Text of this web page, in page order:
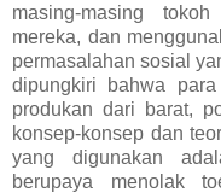
masing-masing
mereka, dan
permasalahan sosial
dipungkiri bahwa
produkan dari barat,
konsep-konsep dan
yang digunakan
berupaya menolak